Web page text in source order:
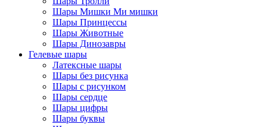
Шары Мишки Ми мишки
Шары Принцессы
Шары Животные
Шары Динозавры
Гелевые шары
Латексные шары
Шары без рисунка
Шары с рисунком
Шары сердце
Шары цифры
Шары буквы